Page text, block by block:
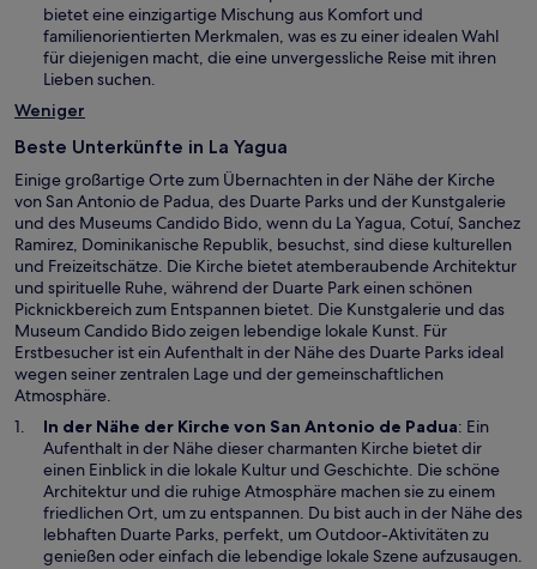
t
s
t
e
r
ö
f
f
n
e
t
n
e
m
e
F
e
n
s
t
e
r
g
e
ö
f
n
e
t
bietet eine einzigartige Mischung aus Komfort und
familienorientierten Merkmalen, was es zu einer idealen Wahl
für diejenigen macht, die eine unvergessliche Reise mit ihren
Lieben suchen.
Weniger
Beste Unterkünfte in La Yagua
Einige großartige Orte zum Übernachten in der Nähe der Kirche
von San Antonio de Padua, des Duarte Parks und der Kunstgalerie
und des Museums Candido Bido, wenn du La Yagua, Cotuí, Sanchez
Ramirez, Dominikanische Republik, besuchst, sind diese kulturellen
und Freizeitschätze. Die Kirche bietet atemberaubende Architektur
und spirituelle Ruhe, während der Duarte Park einen schönen
Picknickbereich zum Entspannen bietet. Die Kunstgalerie und das
Museum Candido Bido zeigen lebendige lokale Kunst. Für
Erstbesucher ist ein Aufenthalt in der Nähe des Duarte Parks ideal
wegen seiner zentralen Lage und der gemeinschaftlichen
Atmosphäre.
In der Nähe der Kirche von San Antonio de PaduaW
i
r
d
i
n
e
: Ein
Aufenthalt in der Nähe dieser charmanten Kirche bietet dir
einen Einblick in die lokale Kultur und Geschichte. Die schöne
Architektur und die ruhige Atmosphäre machen sie zu einem
friedlichen Ort, um zu entspannen. Du bist auch in der Nähe des
lebhaften Duarte ParksW
, perfekt, um Outdoor-Aktivitäten zu
genießen oder einfach die lebendige lokale Szene aufzusaugen.